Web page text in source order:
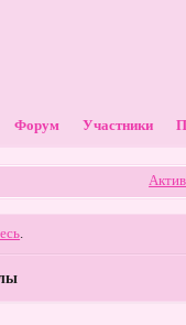
Форум Участники